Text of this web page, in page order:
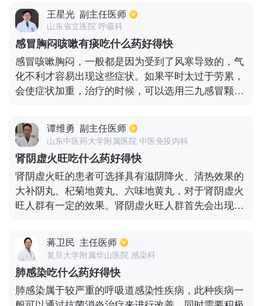
随有痰，需要根据痰的性质和量来进行用药，一般可
选择止咳化痰的药物或者抗生素药物。如果咳嗽长时
间不能够得到缓解，则需要去医院进行治疗，在医生
的指导下进行输液。咳嗽的种类也分为很多，引起症
状的病因也有很多，在进行治疗时可先查询到具体病
因，再做针对治疗。
王星光 副主任医师
山东省立医院 呼吸科
感冒胸闷咳嗽有痰吃什么药好得快
感冒咳嗽胸闷，一般都是因为受到了风寒导致的，气
化不利才容易出现这些症状。如果平时太过于劳累，
会使症状加重，治疗的时候，可以选用三九感冒颗
物，多吃一些水果蔬菜，山药，大枣，多喝一点水，
饮食尽量清淡一点，对缓解症状会有一定的帮助。室
内的空气一定要流通，保持空气新鲜。不仅感冒会导
致胸闷咳嗽，支气管炎，病毒性心肌炎以及肺炎都会
出现这种情况，要先去医院找明原因。
谭维勇 副主任医师
山东中医药大学附属医院 中医免疫内科
肾阴虚火旺吃什么药好得快
肾阴虚火旺的患者可选择具有滋阴降火、清热效果的
大补阴丸、杞菊地黄丸、六味地黄丸，对于肾阴虚火
旺人群有一定的效果。肾阴虚火旺人群首先会出现失
症状，但是生活中也应该注意，不应该抽烟喝酒，应
该避免劳累，另外也应该保持良好的心情，多选择绿
叶蔬菜。
蒋卫民 主任医师
复旦大学附属华山医院 感染科
肺感染吃什么药好得快
肺感染属于较严重的呼吸道感染性疾病，此种疾病一